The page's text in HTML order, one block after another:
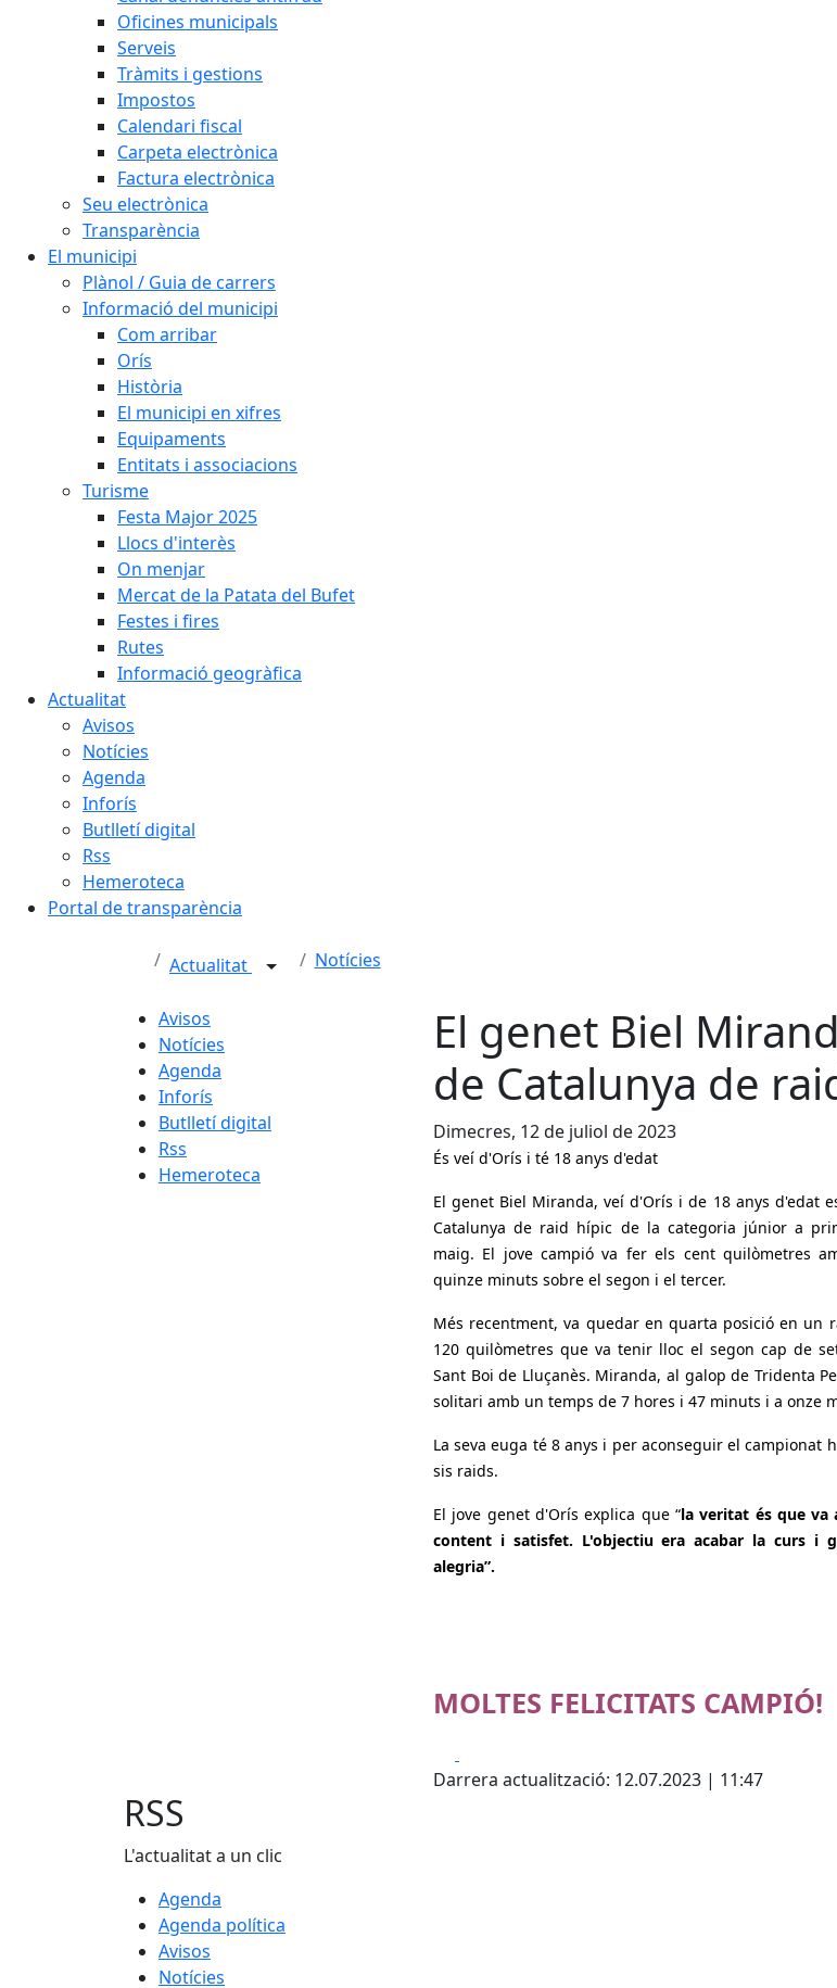
Oficines municipals
Serveis
Tràmits i gestions
Impostos
Calendari fiscal
Carpeta electrònica
Factura electrònica
Seu electrònica
Transparència
El municipi
Plànol / Guia de carrers
Informació del municipi
Com arribar
Orís
Història
El municipi en xifres
Equipaments
Entitats i associacions
Turisme
Festa Major 2025
Llocs d'interès
On menjar
Mercat de la Patata del Bufet
Festes i fires
Rutes
Informació geogràfica
Actualitat
Avisos
Notícies
Agenda
Inforís
Butlletí digital
Rss
Hemeroteca
Portal de transparència
Actualitat Notícies
Avisos
Notícies
Agenda
Inforís
Butlletí digital
Rss
Hemeroteca
El genet Biel
de Catalunya de
Dimecres, 12 de juliol de 2023
És veí d'Orís i té 18 anys d'edat
El genet Biel Miranda, veí d'Orís i de 18 anys d'edat
Catalunya de raid hípic de la categoria júnior a
maig. El jove campió va fer els cent quilòmetres
quinze minuts sobre el segon i el tercer.
Més recentment, va quedar en quarta posició en un
120 quilòmetres que va tenir lloc el segon cap de
Sant Boi de Lluçanès. Miranda, al galop de Tridenta
solitari amb un temps de 7 hores i 47 minuts i a onze
La seva euga té 8 anys i per aconseguir el campionat
sis raids.
El jove genet d'Orís explica que “la veritat és que
content i satisfet. L'objectiu era acabar la curs i
alegria”.
MOLTES FELICITATS CAMPIÓ!
Darrera actualització: 12.07.2023 | 11:47
RSS
L'actualitat a un clic
Agenda
Agenda política
Avisos
Notícies